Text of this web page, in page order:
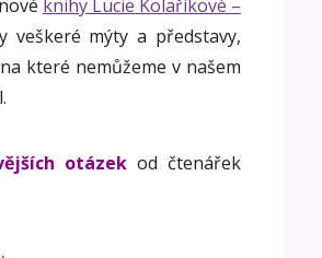
knihy Lucie Kolaříkové –
mýty a představy,
které nemůžeme v našem
otázekod čtenářek